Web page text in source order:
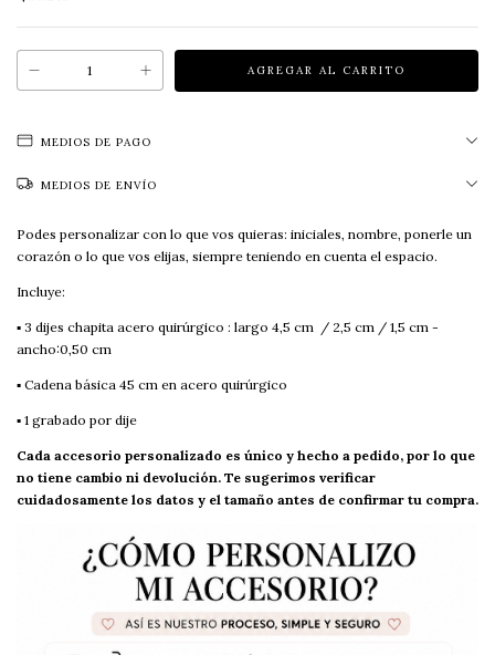
MEDIOS DE PAGO
MEDIOS DE ENVÍO
Podes personalizar con lo que vos quieras: iniciales, nombre, ponerle un
corazón o lo que vos elijas, siempre teniendo en cuenta el espacio.
Incluye:
▪︎ 3 dijes chapita acero quirúrgico : largo 4,5 cm / 2,5 cm / 1,5 cm -
ancho:0,50 cm
▪︎ Cadena básica 45 cm en acero quirúrgico
▪︎ 1 grabado por dije
Cada accesorio personalizado es único y hecho a pedido, por lo que
no tiene cambio ni devolución. Te sugerimos verificar
cuidadosamente los datos y el tamaño antes de confirmar tu compra.